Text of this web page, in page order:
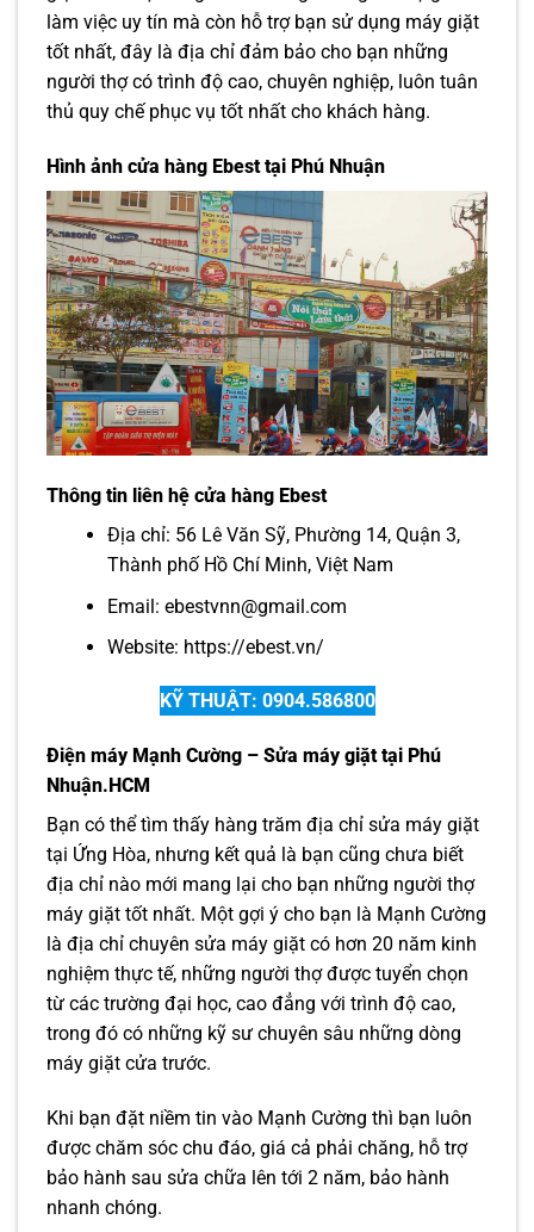
làm việc uy tín mà còn hỗ trợ bạn sử dụng máy giặt
tốt nhất, đây là địa chỉ đảm bảo cho bạn những
người thợ có trình độ cao, chuyên nghiệp, luôn tuân
thủ quy chế phục vụ tốt nhất cho khách hàng.
Hình ảnh cửa hàng Ebest tại Phú Nhuận
Thông tin liên hệ cửa hàng Ebest
Địa chỉ: 56 Lê Văn Sỹ, Phường 14, Quận 3,
Thành phố Hồ Chí Minh, Việt Nam
Email: ebestvnn@gmail.com
Website: https://ebest.vn/
KỸ THUẬT: 0904.586800
Điện máy Mạnh Cường – Sửa máy giặt tại Phú
Nhuận.HCM
Bạn có thể tìm thấy hàng trăm địa chỉ sửa máy giặt
tại Ứng Hòa, nhưng kết quả là bạn cũng chưa biết
địa chỉ nào mới mang lại cho bạn những người thợ
máy giặt tốt nhất. Một gợi ý cho bạn là Mạnh Cường
là địa chỉ chuyên sửa máy giặt có hơn 20 năm kinh
nghiệm thực tế, những người thợ được tuyển chọn
từ các trường đại học, cao đẳng với trình độ cao,
trong đó có những kỹ sư chuyên sâu những dòng
máy giặt cửa trước.
Khi bạn đặt niềm tin vào Mạnh Cường thì bạn luôn
được chăm sóc chu đáo, giá cả phải chăng, hỗ trợ
bảo hành sau sửa chữa lên tới 2 năm, bảo hành
nhanh chóng.